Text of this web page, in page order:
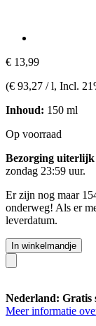
€ 13,99
(€ 93,27 / l, Incl.
Inhoud: 150 ml
Op voorraad
Bezorging uiterlijk
zondag 23:59 uur.
Er zijn nog maar
onderweg! Als er
leverdatum.
In winkelmandje
Nederland: Gratis
Meer informatie